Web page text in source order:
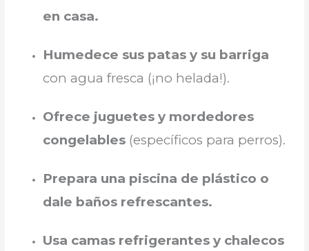
en casa.
Humedece sus patas y su barriga
con agua fresca (¡no helada!).
Ofrece juguetes y mordedores
congelables (específicos para perros).
Prepara una piscina de plástico o
dale baños refrescantes.
Usa camas refrigerantes y chalecos